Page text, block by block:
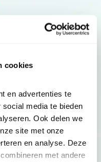
cookies
en advertenties te
media te bieden
Ook delen we
site met onze
en analyse. Deze
met andere
acties en tips